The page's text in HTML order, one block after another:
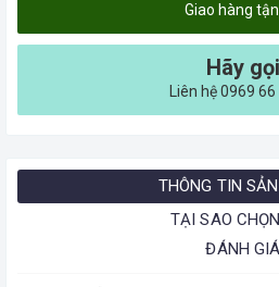
Giao hàng
Hãy gọi
Liên hệ 0969
THÔNG TIN
TẠI SAO
ĐÁNH GIÁ